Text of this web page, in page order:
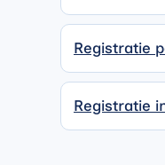
Registratie
Registratie